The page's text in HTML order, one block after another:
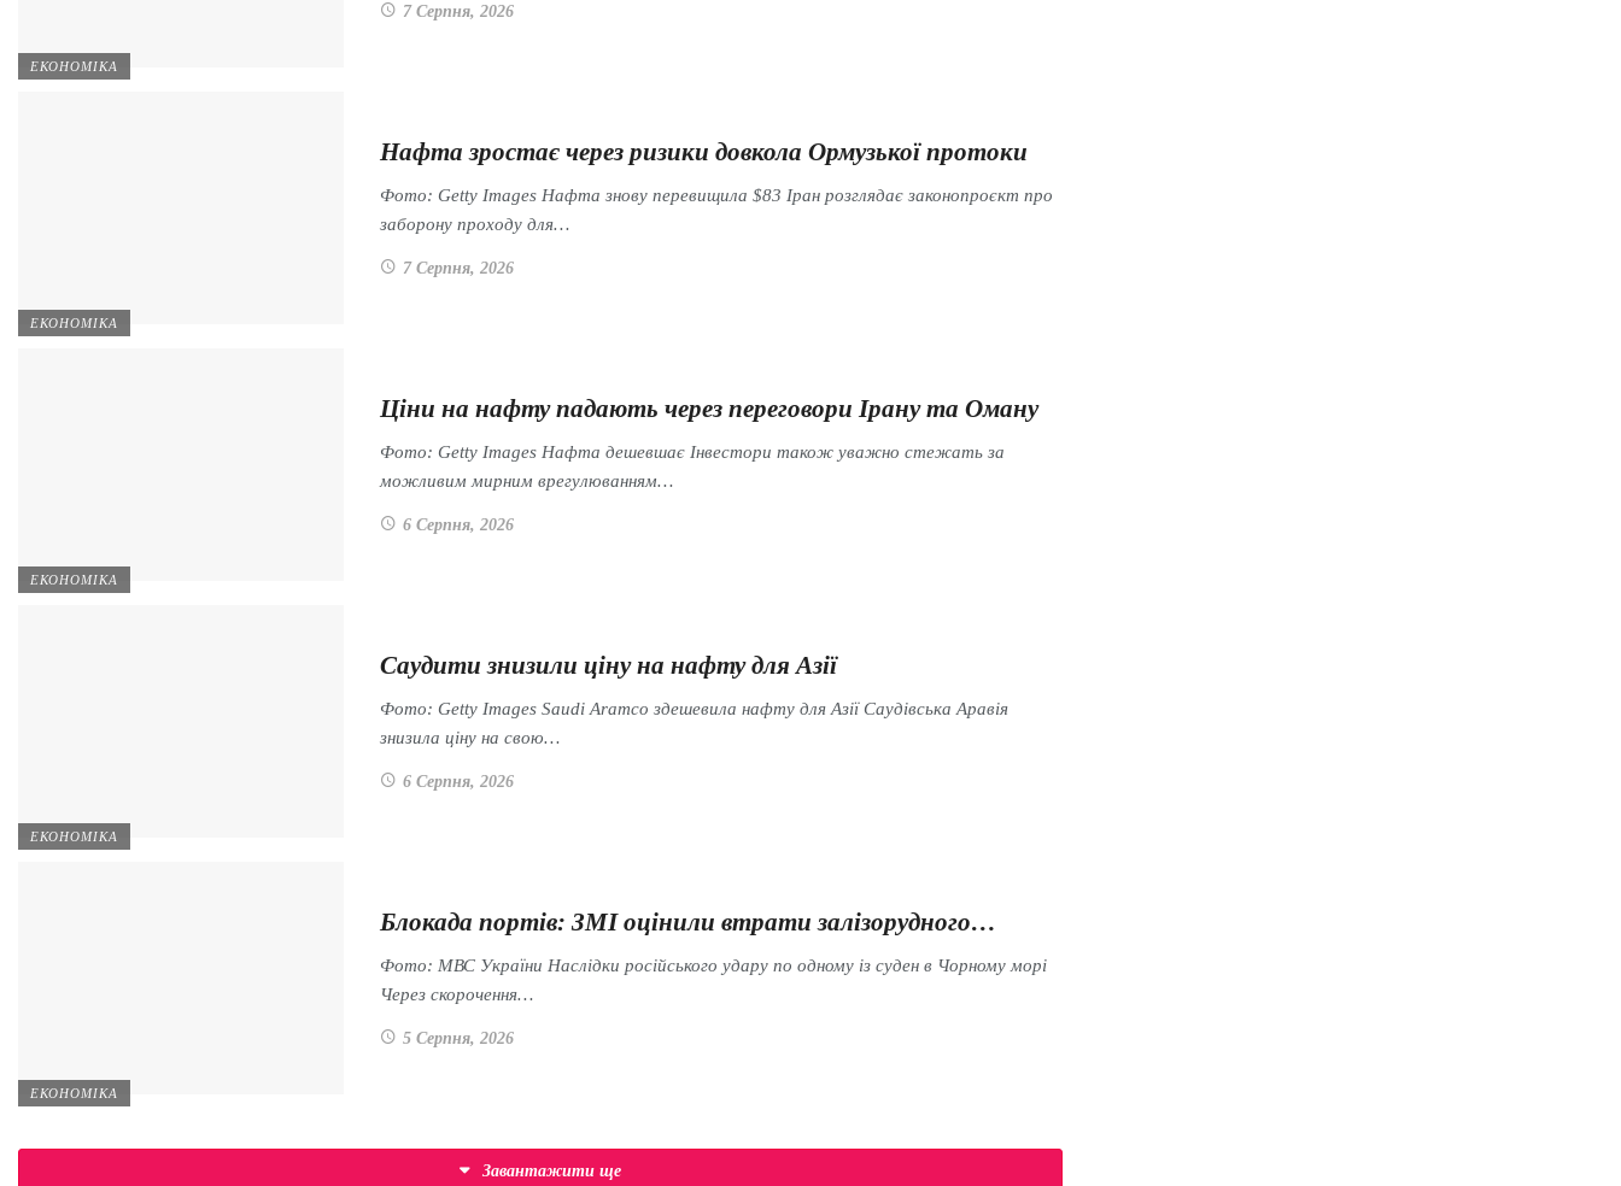
ЕКОНОМІКА
7 Серпня, 2026
ЕКОНОМІКА
Нафта зростає через ризики довкола Ормузької протоки
Фото: Getty Images Нафта знову перевищила $83 Іран розглядає законопроєкт про
заборону проходу для…
7 Серпня, 2026
ЕКОНОМІКА
Ціни на нафту падають через переговори Ірану та Оману
Фото: Getty Images Нафта дешевшає Інвестори також уважно стежать за
можливим мирним врегулюванням…
6 Серпня, 2026
ЕКОНОМІКА
Саудити знизили ціну на нафту для Азії
Фото: Getty Images Saudi Aramco здешевила нафту для Азії Саудівська Аравія
знизила ціну на свою…
6 Серпня, 2026
ЕКОНОМІКА
Блокада портів: ЗМІ оцінили втрати залізорудного…
Фото: МВС України Наслідки російського удару по одному із суден в Чорному морі
Через скорочення…
5 Серпня, 2026
Завантажити ще